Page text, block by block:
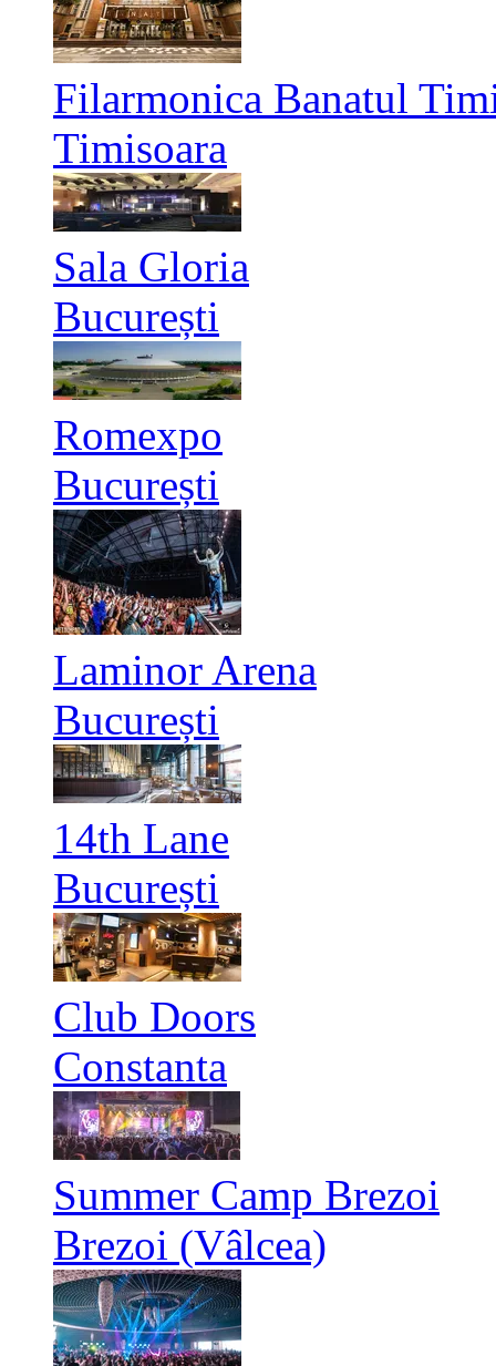
Filarmonica Banatul
Timisoara
Sala Gloria
București
Romexpo
București
Laminor Arena
București
14th Lane
București
Club Doors
Constanta
Summer Camp Brezoi
Brezoi (Vâlcea)